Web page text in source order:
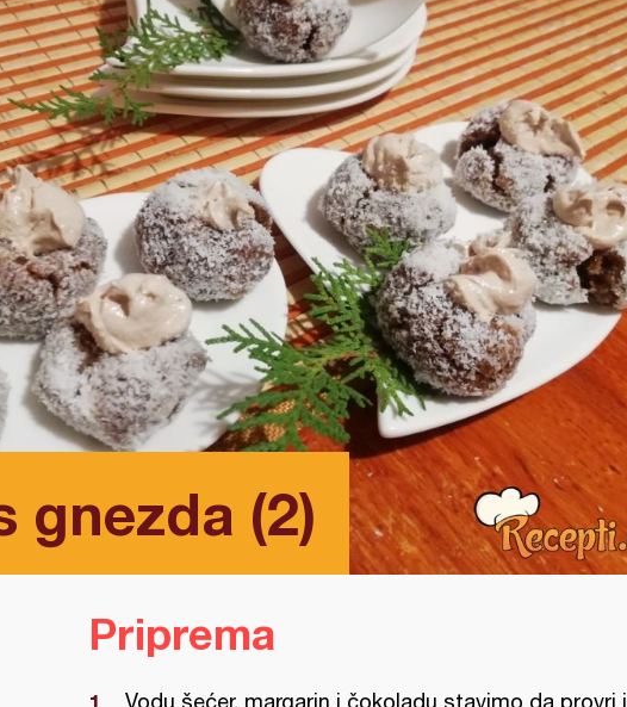
gnezda (2)
Priprema
Vodu šećer, margarin i čokoladu stavimo da provri i